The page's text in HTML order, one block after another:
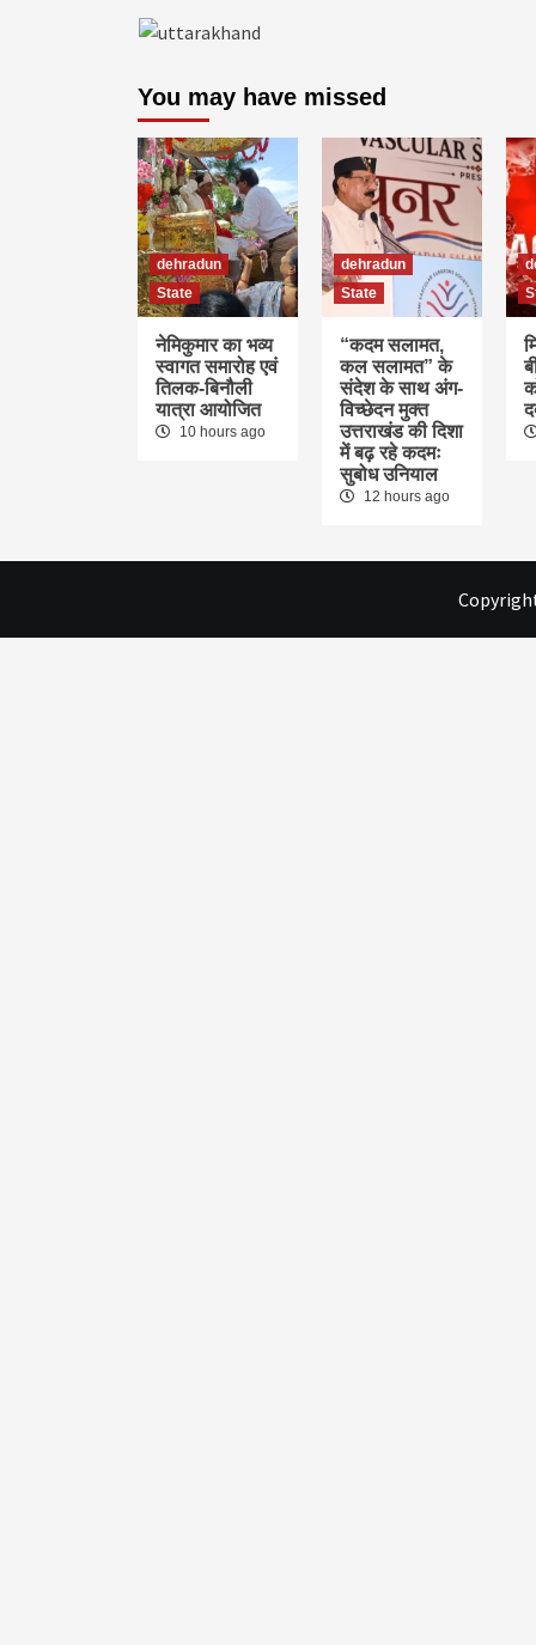
You may have missed
dehradun
State
नेमिकुमार का भव्य
स्वागत समारोह एवं
तिलक-बिनौली
यात्रा आयोजित
10 hours ago
dehradun
State
“कदम सलामत,
कल सलामत” के
संदेश के साथ अंग-
विच्छेदन मुक्त
उत्तराखंड की दिशा
में बढ़ रहे कदमः
सुबोध उनियाल
12 hours ago